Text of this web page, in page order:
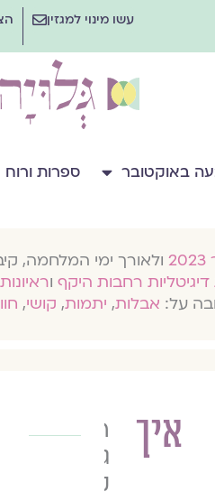
עשו מינוי למגזין
באוקטובר ספרות ורוח
ולאורך ימי המלחמה,
רחבות היקף ו
על: אבלות, יתמות, קושי,
איך
רונית
גליק
קורצ'ק